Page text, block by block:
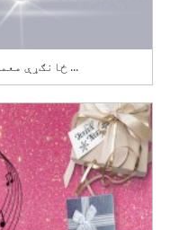
ځانګړې معما، جادو، غږ، غوره ډالۍ ...